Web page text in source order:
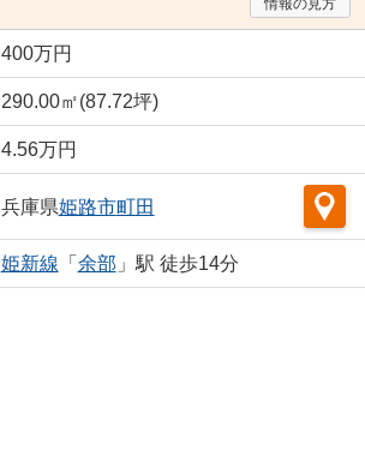
400万円
290.00㎡(87.72坪)
4.56万円
兵庫県姫路市町田
姫新線 「 余部 」駅 徒歩14分